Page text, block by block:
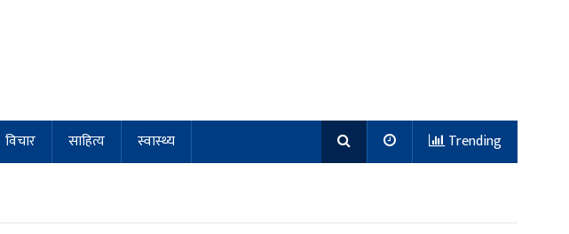
विचार साहित्य स्वास्थ्य Trending